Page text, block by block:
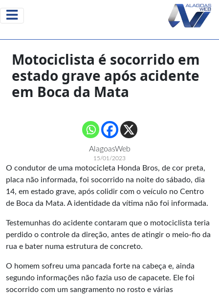
Motociclista é socorrido em
estado grave após acidente
em Boca da Mata
AlagoasWeb
15/01/2023
O condutor de uma motocicleta Honda Bros, de cor preta,
placa não informada, foi socorrido na noite do sábado, dia
14, em estado grave, após colidir com o veículo no Centro
de Boca da Mata. A identidade da vítima não foi informada.
Testemunhas do acidente contaram que o motociclista teria
perdido o controle da direção, antes de atingir o meio-fio da
rua e bater numa estrutura de concreto.
O homem sofreu uma pancada forte na cabeça e, ainda
segundo informações não fazia uso de capacete. Ele foi
socorrido com um sangramento no rosto e várias